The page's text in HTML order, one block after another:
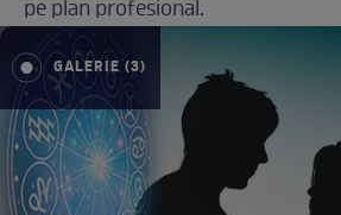
pe plan profesional.
GALERIE (3)